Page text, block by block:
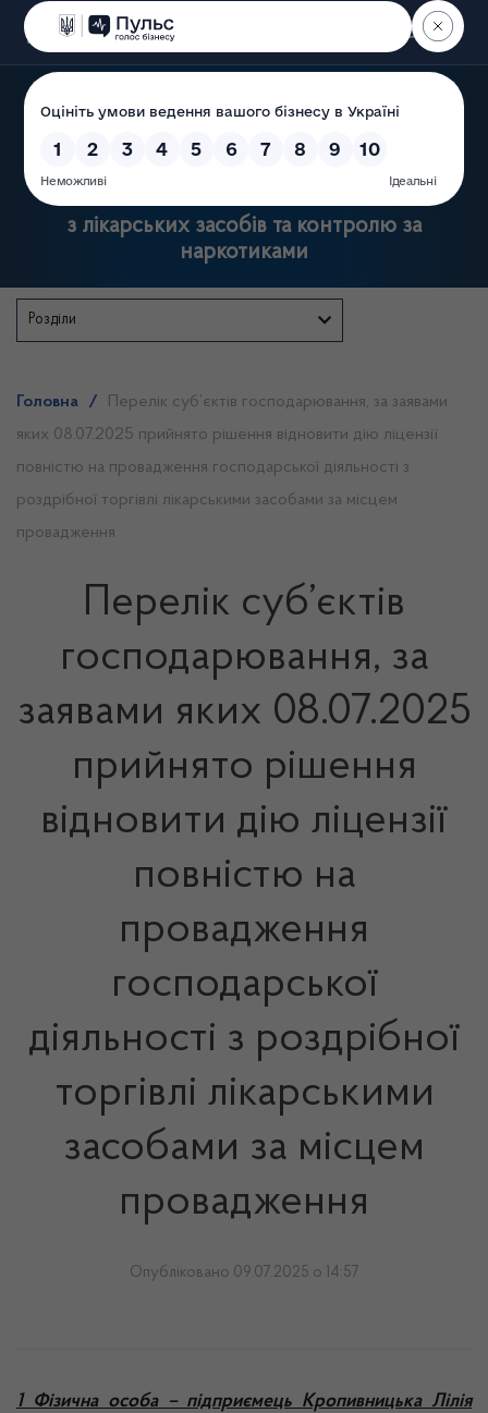
Пошук
Державна служба України
з лікарських засобів та контролю за
наркотиками
Розділи
Головна /
Перелік суб’єктів господарювання, за заявами
яких 08.07.2025 прийнято рішення відновити дію ліцензії
повністю на провадження господарської діяльності з
роздрібної торгівлі лікарськими засобами за місцем
провадження
Перелік суб’єктів
господарювання, за
заявами яких 08.07.2025
прийнято рішення
відновити дію ліцензії
повністю на
провадження
господарської
діяльності з роздрібної
торгівлі лікарськими
засобами за місцем
провадження
Опубліковано 09.07.2025 о 14:57
1 Фізична особа – підприємець Кропивницька Лілія